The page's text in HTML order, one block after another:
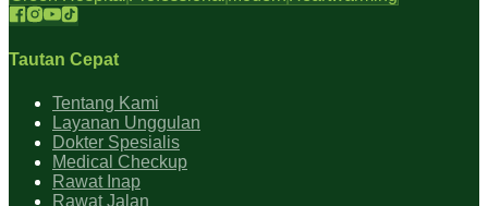
Tautan Cepat
Tentang Kami
Layanan Unggulan
Dokter Spesialis
Medical Checkup
Rawat Inap
Rawat Jalan